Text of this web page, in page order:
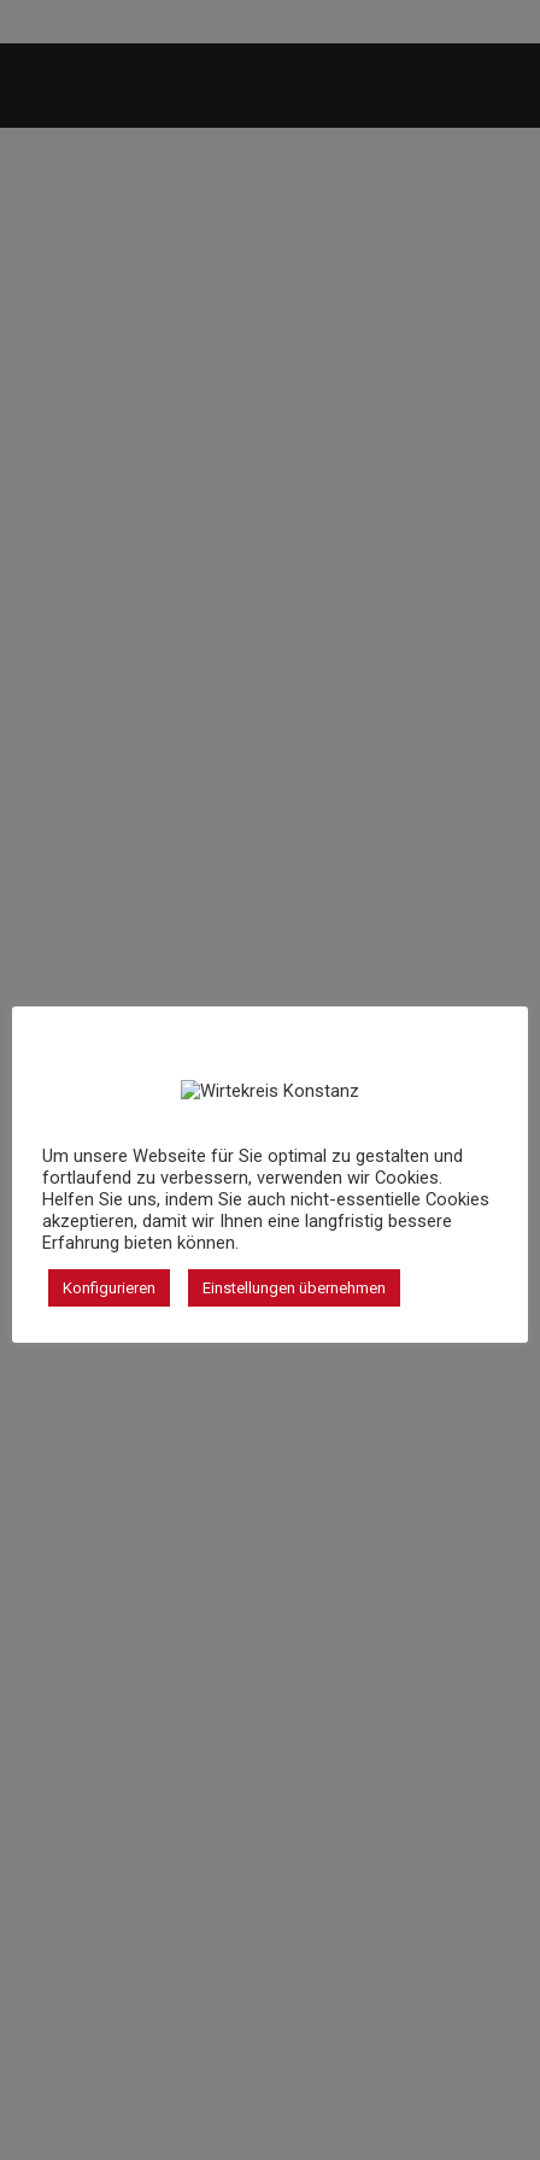
Um unsere Webseite für Sie optimal zu gestalten und
fortlaufend zu verbessern, verwenden wir Cookies.
Helfen Sie uns, indem Sie auch nicht-essentielle Cookies
akzeptieren, damit wir Ihnen eine langfristig bessere
Erfahrung bieten können.
Konfigurieren Einstellungen übernehmen